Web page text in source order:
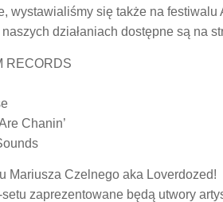
wystawialiśmy się także na festiwalu
naszych działaniach dostępne są na
RECORDS
Chanin’
Mariusza Czelnego aka Loverdozed!
zaprezentowane będą utwory